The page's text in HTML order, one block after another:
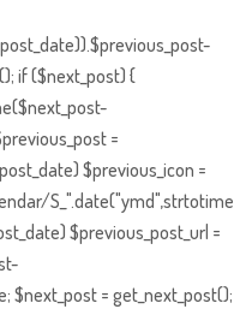
if ($next_post) {
=
$previous_icon =
$previous_post_url =
$next_post = get_next_post();